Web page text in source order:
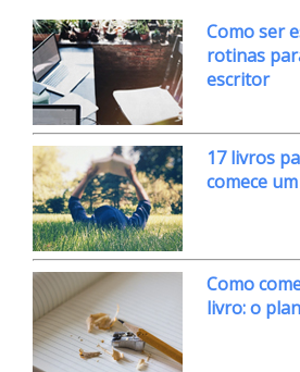
Como ser
rotinas
escritor
17 livros
comece
Como
livro: o